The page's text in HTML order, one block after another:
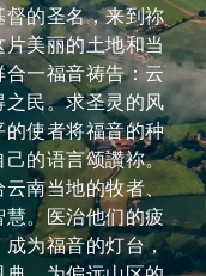
领中国云南省还
的眼及耳，使他
故事的分享，而
求全能的主拣选